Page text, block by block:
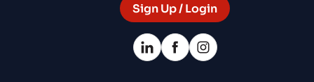
Sign Up / Login